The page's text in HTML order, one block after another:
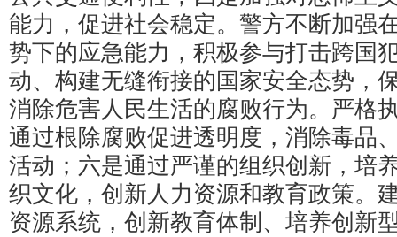
能力，促进社会稳定。警方不断加强
势下的应急能力，积极参与打击跨国
动、构建无缝衔接的国家安全态势，
消除危害人民生活的腐败行为。严格
通过根除腐败促进透明度，消除毒品
活动；六是通过严谨的组织创新，培
织文化，创新人力资源和教育政策。
资源系统，创新教育体制、培养创新